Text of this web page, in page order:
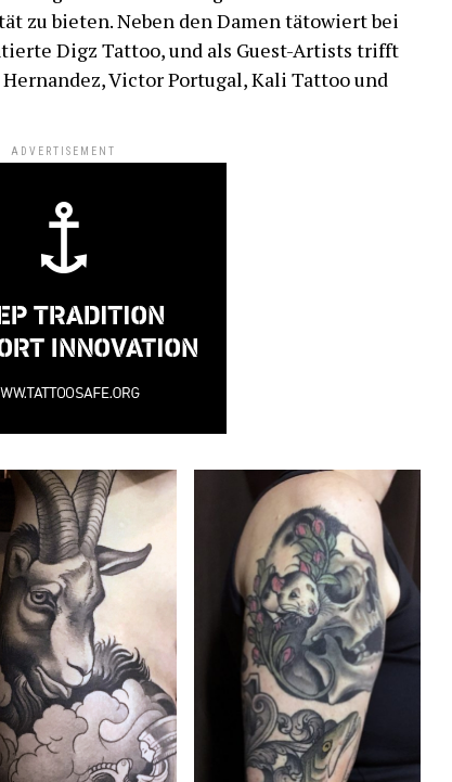
zu bieten. Neben den Damen tätowiert bei
Digz Tattoo, und als Guest-Artists trifft
Victor Portugal, Kali Tattoo und
ADVERTISEMENT